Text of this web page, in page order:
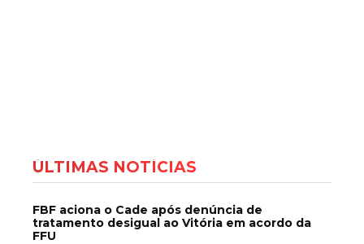
ÚLTIMAS NOTÍCIAS
FBF aciona o Cade após denúncia de
tratamento desigual ao Vitória em acordo da
FFU